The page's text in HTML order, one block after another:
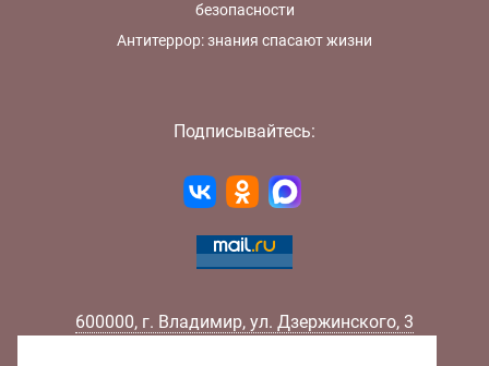
безопасности
Антитеррор: знания спасают жизни
Подписывайтесь:
600000, г. Владимир, ул. Дзержинского, 3